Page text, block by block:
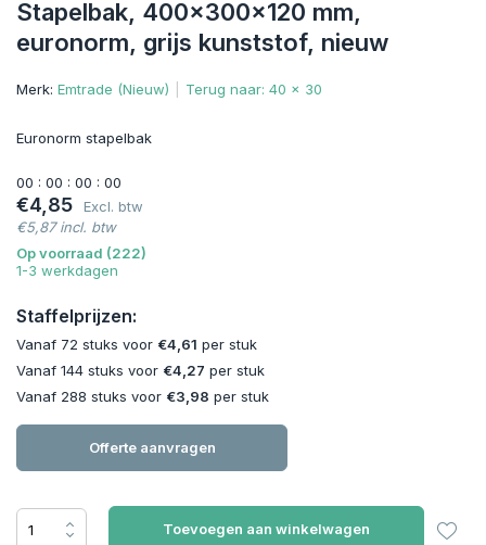
Stapelbak, 400x300x120 mm,
euronorm, grijs kunststof, nieuw
Merk: Emtrade (Nieuw) Terug naar: 40 x 30
Euronorm stapelbak
00 : 00 : 00 : 00
€4,85
Excl. btw
€5,87 incl. btw
Op voorraad (222)
1-3 werkdagen
Staffelprijzen:
Vanaf 72 stuks voor €4,61 per stuk
Vanaf 144 stuks voor €4,27 per stuk
Vanaf 288 stuks voor €3,98 per stuk
Offerte aanvragen
Toevoegen aan winkelwagen